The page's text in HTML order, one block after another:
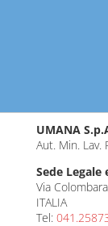
UMANA
Aut. Min.
Sede Legale
Via
ITALIA
Tel: